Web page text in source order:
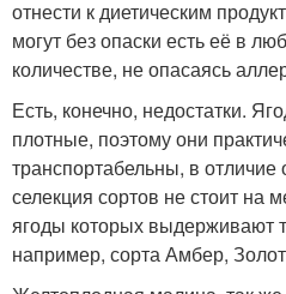
отнести к диетическим
могут без опаски есть её в
количестве, не опасаясь
Есть, конечно, недостатки.
плотные, поэтому они
транспортабельны, в
селекция сортов не стоит на
ягоды которых выдерживают
например, сорта Амбер,